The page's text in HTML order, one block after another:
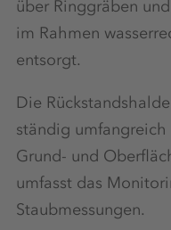
über Ringgräben
im Rahmen
entsorgt.
Die
ständig
Grund- und
umfasst das
Staubmessungen.